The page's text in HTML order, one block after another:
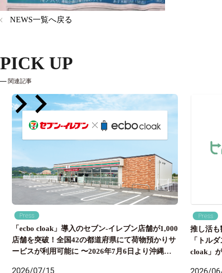
NEWS一覧へ戻る
PICK UP
関連記事
Press
「ecbo cloak」導入のセブン‐イレブン店舗が1,000
店舗を突破！全国42の都道府県にて荷物預かりサ
ービスが利用可能に 〜2026年7月6日より沖縄県
2026/07/15
Press
推し活
「トル
cloak」